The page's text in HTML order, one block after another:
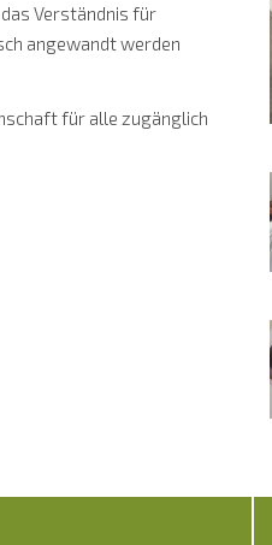
Verständnis für
angewandt werden
für alle zugänglich